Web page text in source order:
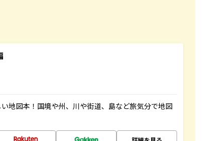
地図本！国境や州、川や街道、島など旅気分で地図